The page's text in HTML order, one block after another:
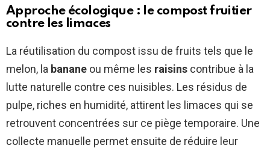
Approche écologique : le compost fruitier
contre les limaces
La réutilisation du compost issu de fruits tels que le
melon, la banane ou même les raisins contribue à la
lutte naturelle contre ces nuisibles. Les résidus de
pulpe, riches en humidité, attirent les limaces qui se
retrouvent concentrées sur ce piège temporaire. Une
collecte manuelle permet ensuite de réduire leur